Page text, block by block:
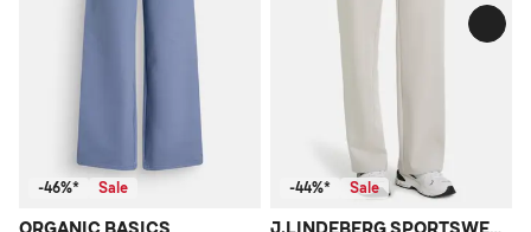
-46%* Sale -44%* Sale